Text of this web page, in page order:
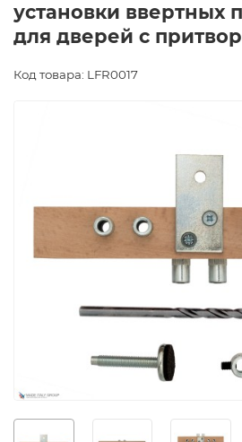
установки ввертных
для дверей с
Код товара: LFR0017